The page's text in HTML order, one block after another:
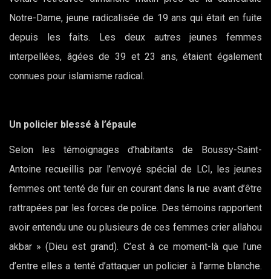
Notre-Dame, jeune radicalisée de 19 ans qui était en fuite
depuis les faits. Les deux autres jeunes femmes
interpellées, âgées de 39 et 23 ans, étaient également
connues pour islamisme radical.
Un policier blessé à l’épaule
Selon les témoignages d’habitants de Boussy-Saint-
Antoine recueillis par l’envoyé spécial de LCI, les jeunes
femmes ont tenté de fuir en courant dans la rue avant d’être
rattrapées par les forces de police. Des témoins rapportent
avoir entendu une ou plusieurs de ces femmes crier allahou
akbar » (Dieu est grand). C’est à ce moment-là que l’une
d’entre elles a tenté d’attaquer un policier à l’arme blanche.